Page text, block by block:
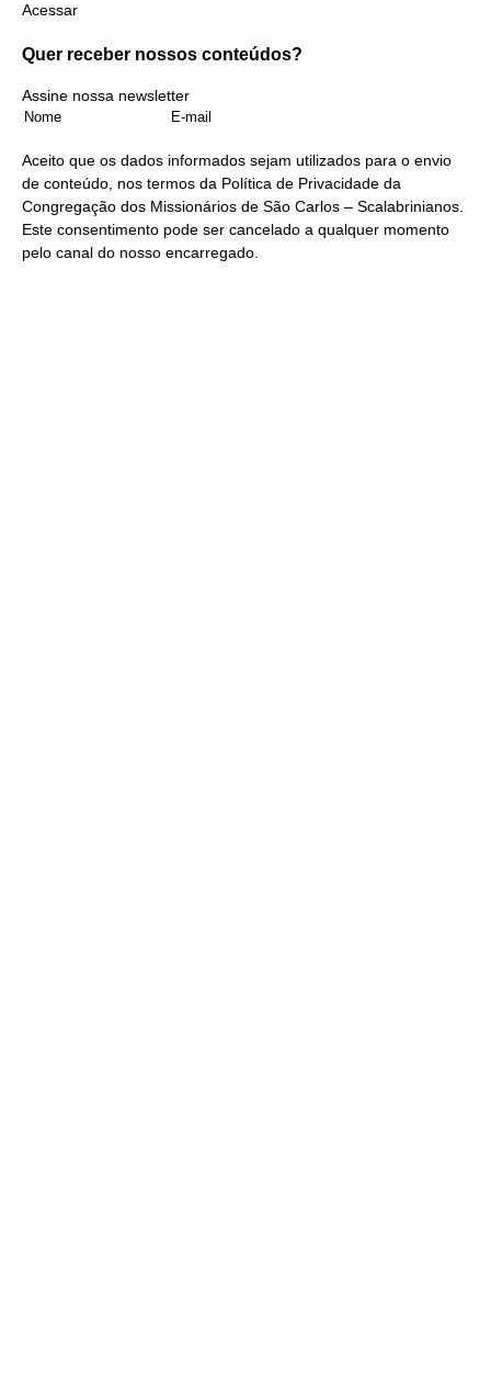
Acessar
Quer receber nossos conteúdos?
Assine nossa newsletter
Aceito que os dados informados sejam utilizados para o envio
de conteúdo, nos termos da Política de Privacidade da
Congregação dos Missionários de São Carlos – Scalabrinianos.
Este consentimento pode ser cancelado a qualquer momento
pelo canal do nosso encarregado.